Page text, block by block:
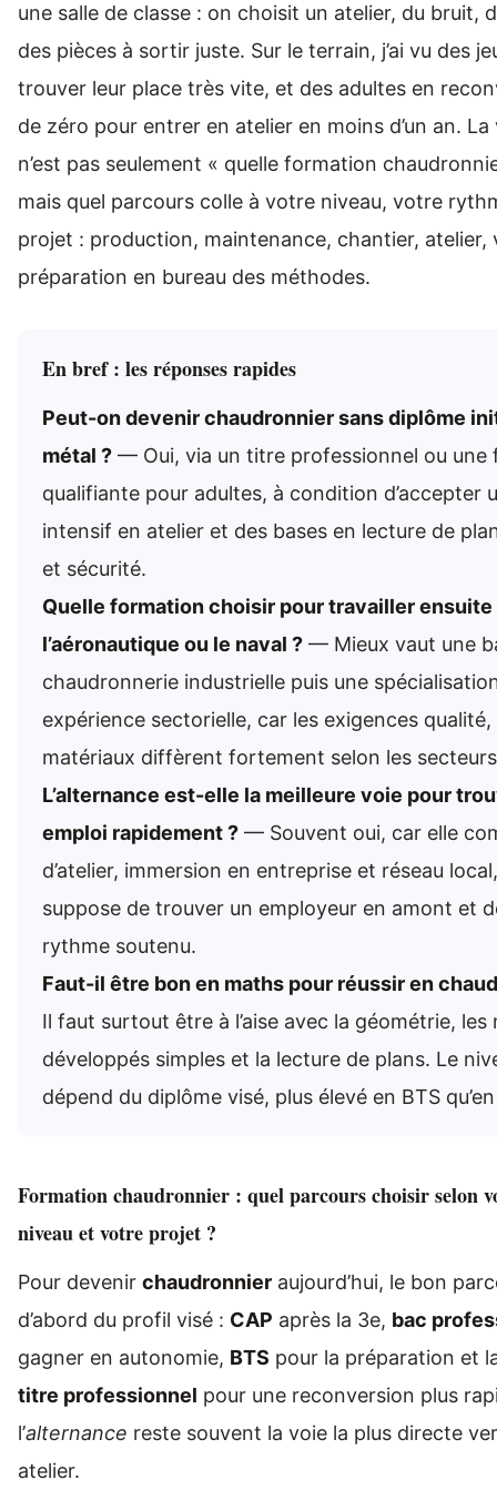
une salle de classe : on choisit un atelier, du bruit,
des pièces à sortir juste. Sur le terrain, j’ai vu des
trouver leur place très vite, et des adultes en
de zéro pour entrer en atelier en moins d’un an.
n’est pas seulement « quelle formation
mais quel parcours colle à votre niveau, votre
projet : production, maintenance, chantier, atelier,
préparation en bureau des méthodes.
En bref : les réponses rapides
Peut-on devenir chaudronnier sans diplôme
métal ? — Oui, via un titre professionnel ou une
qualifiante pour adultes, à condition d’accepter
intensif en atelier et des bases en lecture de
et sécurité.
Quelle formation choisir pour travailler ensuite
l’aéronautique ou le naval ? — Mieux vaut une
chaudronnerie industrielle puis une
expérience sectorielle, car les exigences
matériaux diffèrent fortement selon les
L’alternance est-elle la meilleure voie pour
emploi rapidement ? — Souvent oui, car elle
d’atelier, immersion en entreprise et réseau
suppose de trouver un employeur en amont et
rythme soutenu.
Faut-il être bon en maths pour réussir en
Il faut surtout être à l’aise avec la géométrie, les
développés simples et la lecture de plans. Le
dépend du diplôme visé, plus élevé en BTS qu’en
Formation chaudronnier : quel parcours choisir selon
niveau et votre projet ?
Pour devenir chaudronnier aujourd’hui, le bon
d’abord du profil visé : CAP après la 3e, bac
gagner en autonomie, BTS pour la préparation et
titre professionnel pour une reconversion plus
l’alternance reste souvent la voie la plus directe
atelier.